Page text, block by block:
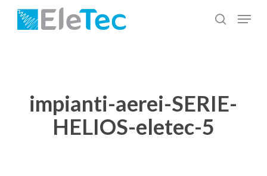
Salta
cerca
Menu
impianti-aerei-SERIE-
HELIOS-eletec-5